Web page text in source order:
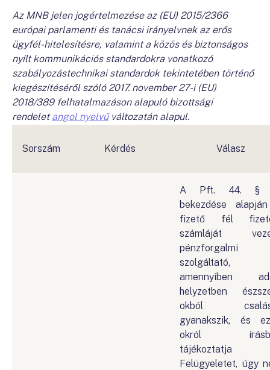
Az MNB jelen jogértelmezése az (EU) 2015/2366
európai parlamenti és tanácsi irányelvnek az erős
ügyfél-hitelesítésre, valamint a közös és biztonságos
nyílt kommunikációs standardokra vonatkozó
szabályozástechnikai standardok tekintetében történő
kiegészítéséről szóló 2017. november 27-i (EU)
2018/389 felhatalmazáson alapuló bizottsági
rendeletangol nyelvűváltozatán alapul.
Sorszám Kérdés Válasz
A Pft. 44. §
bekezdése
fizető fél
számláját
pénzforgalmi
szolgáltató,
amennyiben
helyzetben
okból
gyanakszik, és
okról
tájékoztatja
Felügyeletet, úgy